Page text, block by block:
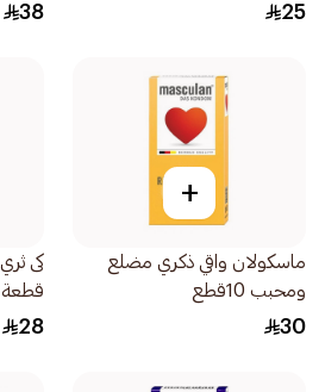
25
38
+
ماسكولان واقي ذكري مضلع
ومحبب 10قطع
30
قطعة
28